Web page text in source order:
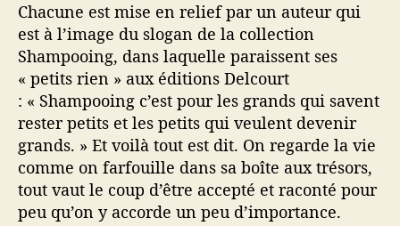
Chacune est mise en relief par un auteur qui
est à l’image du slogan de la collection
Shampooing, dans laquelle paraissent ses
« petits rien » aux éditions Delcourt
: « Shampooing c’est pour les grands qui savent
rester petits et les petits qui veulent devenir
grands. » Et voilà tout est dit. On regarde la vie
comme on farfouille dans sa boîte aux trésors,
tout vaut le coup d’être accepté et raconté pour
peu qu’on y accorde un peu d’importance.